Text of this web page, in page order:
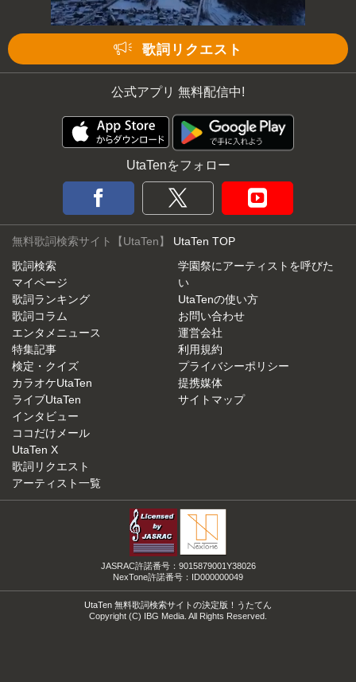
歌詞リクエスト
公式アプリ 無料配信中!
UtaTenをフォロー
無料歌詞検索サイト【UtaTen】 UtaTen TOP
歌詞検索
マイページ
歌詞ランキング
歌詞コラム
エンタメニュース
特集記事
検定・クイズ
カラオケUtaTen
ライブUtaTen
インタビュー
ココだけメール
UtaTen X
歌詞リクエスト
アーティスト一覧
学園祭にアーティストを呼びた
い
UtaTenの使い方
お問い合わせ
運営会社
利用規約
プライバシーポリシー
提携媒体
サイトマップ
JASRAC許諾番号：9015879001Y38026
NexTone許諾番号：ID000000049
UtaTen 無料歌詞検索サイトの決定版！うたてん
Copyright (C) IBG Media. All Rights Reserved.